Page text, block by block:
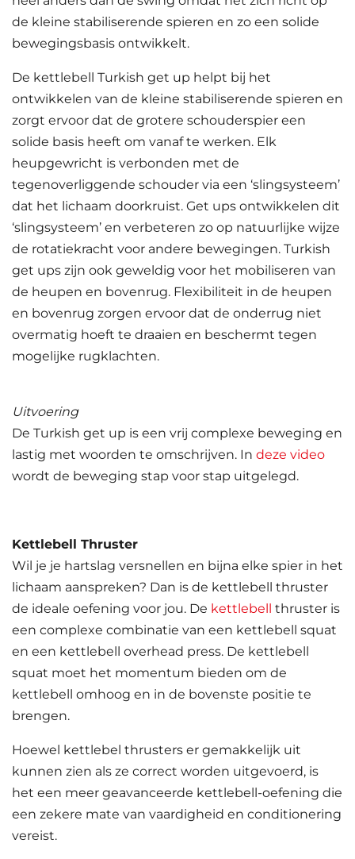
de kleine stabiliserende spieren en zo een solide
bewegingsbasis ontwikkelt.
De kettlebell Turkish get up helpt bij het
ontwikkelen van de kleine stabiliserende spieren en
zorgt ervoor dat de grotere schouderspier een
solide basis heeft om vanaf te werken. Elk
heupgewricht is verbonden met de
tegenoverliggende schouder via een ‘slingsysteem’
dat het lichaam doorkruist. Get ups ontwikkelen dit
‘slingsysteem’ en verbeteren zo op natuurlijke wijze
de rotatiekracht voor andere bewegingen. Turkish
get ups zijn ook geweldig voor het mobiliseren van
de heupen en bovenrug. Flexibiliteit in de heupen
en bovenrug zorgen ervoor dat de onderrug niet
overmatig hoeft te draaien en beschermt tegen
mogelijke rugklachten.
Uitvoering
De Turkish get up is een vrij complexe beweging en
lastig met woorden te omschrijven. In deze video
wordt de beweging stap voor stap uitgelegd.
Kettlebell Thruster
Wil je je hartslag versnellen en bijna elke spier in het
lichaam aanspreken? Dan is de kettlebell thruster
de ideale oefening voor jou. De kettlebell
thruster is
een complexe combinatie van een kettlebell squat
en een kettlebell overhead press. De kettlebell
squat moet het momentum bieden om de
kettlebell omhoog en in de bovenste positie te
brengen.
Hoewel kettlebel thrusters er gemakkelijk uit
kunnen zien als ze correct worden uitgevoerd, is
het een meer geavanceerde kettlebell-oefening die
een zekere mate van vaardigheid en conditionering
vereist.